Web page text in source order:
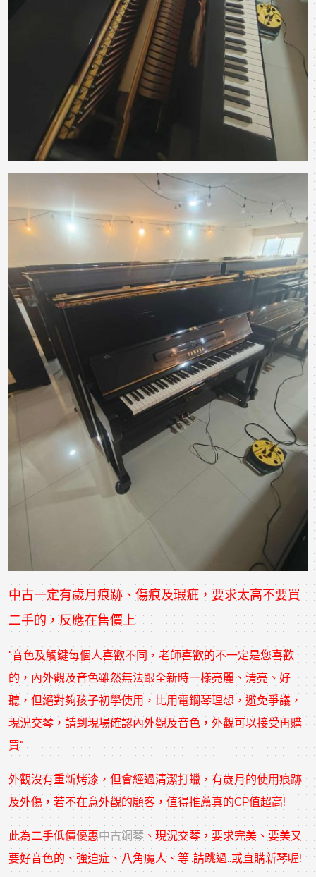
中古一定有歲月痕跡、傷痕及瑕疵，要求太高不要買
二手的，反應在售價上
"音色及觸鍵每個人喜歡不同，老師喜歡的不一定是您喜歡
的，內外觀及音色雖然無法跟全新時一樣亮麗、清亮、好
聽，但絕對夠孩子初學使用，比用電鋼琴理想，避免爭議，
現況交琴，請到現場確認內外觀及音色，外觀可以接受再購
買"
外觀沒有重新烤漆，但會經過清潔打蠟，有歲月的使用痕跡
及外傷，若不在意外觀的顧客，值得推薦真的CP值超高!
此為二手低價優惠中古鋼琴 、現況交琴，要求完美、要美又
要好音色的、強迫症、八角魔人、等..請跳過..或直購新琴喔!